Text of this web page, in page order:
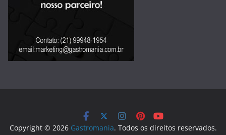
Copyright © 2026 Gastromania. Todos os direitos reservados.